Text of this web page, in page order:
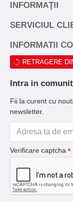
INFORMAŢII
SERVICIUL
INFORMATII
RETRAGERE
Intra in
Fii la curent cu
newsletter.
Verificare captcha